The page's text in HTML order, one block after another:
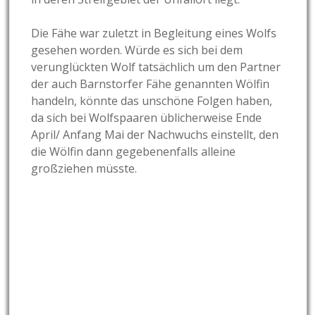
Die Fähe war zuletzt in Begleitung eines Wolfs
gesehen worden. Würde es sich bei dem
verunglückten Wolf tatsächlich um den Partner
der auch Barnstorfer Fähe genannten Wölfin
handeln, könnte das unschöne Folgen haben,
da sich bei Wolfspaaren üblicherweise Ende
April/ Anfang Mai der Nachwuchs einstellt, den
die Wölfin dann gegebenenfalls alleine
großziehen müsste.